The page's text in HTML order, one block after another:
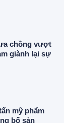
chồng vượt
giành lại sự
mỹ phẩm
bố sản